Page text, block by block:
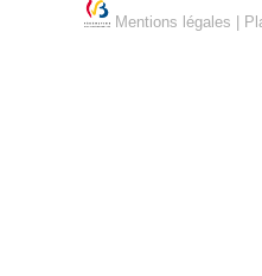
Mentions légales